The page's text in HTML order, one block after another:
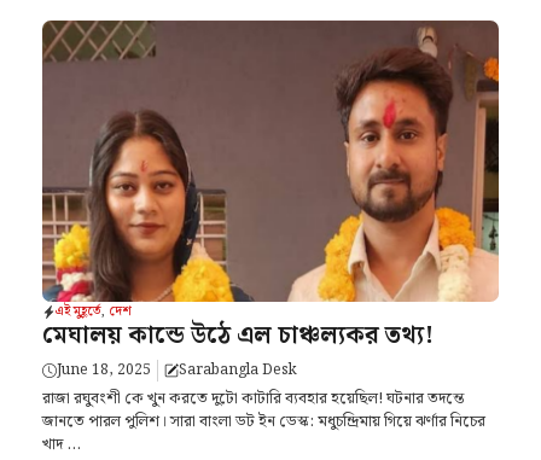
এই মুহূর্তে, দেশ
মেঘালয় কান্ডে উঠে এল চাঞ্চল্যকর তথ্য!
June 18, 2025 Sarabangla Desk
রাজা রঘুবংশী কে খুন করতে দুটো কাটারি ব্যবহার হয়েছিল! ঘটনার তদন্তে
জানতে পারল পুলিশ। সারা বাংলা ডট ইন ডেস্ক: মধুচন্দ্রিমায় গিয়ে ঝর্ণার নিচের
খাদ ...